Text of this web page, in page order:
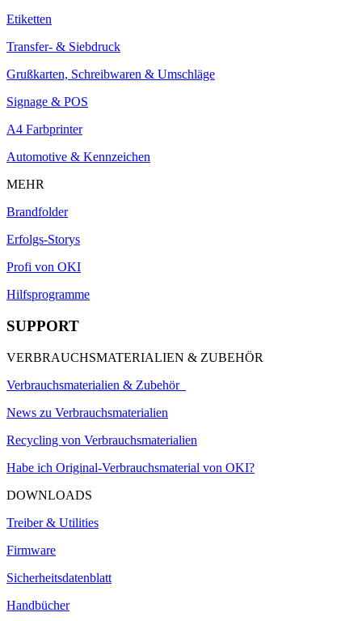
Etiketten
Transfer- & Siebdruck
Grußkarten, Schreibwaren & Umschläge
Signage & POS
A4 Farbprinter
Automotive & Kennzeichen
MEHR
Brandfolder
Erfolgs-Storys
Profi von OKI
Hilfsprogramme
SUPPORT
VERBRAUCHSMATERIALIEN & ZUBEHÖR
Verbrauchsmaterialien & Zubehör
News zu Verbrauchsmaterialien
Recycling von Verbrauchsmaterialien
Habe ich Original-Verbrauchsmaterial von OKI?
DOWNLOADS
Treiber & Utilities
Firmware
Sicherheitsdatenblatt
Handbücher